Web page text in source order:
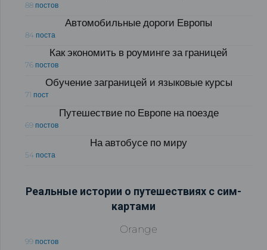
88 постов
Автомобильные дороги Европы
84 поста
Как экономить в роуминге за границей
76 постов
Обучение заграницей и языковые курсы
71 пост
Путешествие по Европе на поезде
69 постов
На автобусе по миру
54 поста
Реальные истории о путешествиях с сим-
картами
Orange
99 постов